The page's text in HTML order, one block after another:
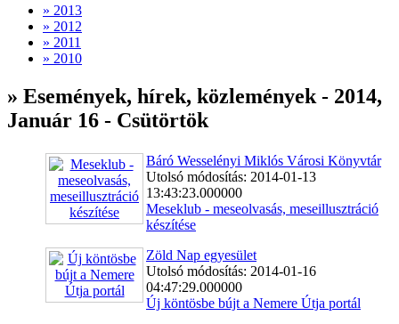
» 2013
» 2012
» 2011
» 2010
» Események, hírek, közlemények - 2014,
Január 16 - Csütörtök
Báró Wesselényi Miklós Városi Könyvtár
Utolsó módosítás: 2014-01-13
13:43:23.000000
Meseklub - meseolvasás, meseillusztráció
készítése
Zöld Nap egyesület
Utolsó módosítás: 2014-01-16
04:47:29.000000
Új köntösbe bújt a Nemere Útja portál